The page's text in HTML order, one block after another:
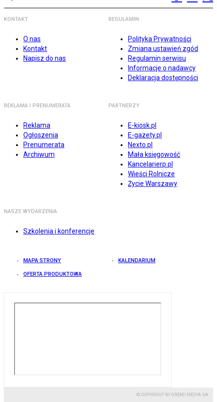
KONTAKT
O nas
Kontakt
Napisz do nas
REGULAMIN
Polityka Prywatności
Zmiana ustawień zgód
Regulamin serwisu
Informacje o nadawcy
Deklaracja dostępności
REKLAMA I PRENUMERATA
Reklama
Ogłoszenia
Prenumerata
Archiwum
PARTNERZY
E-kiosk.pl
E-gazety.pl
Nexto.pl
Mała księgowość
Kancelarierp.pl
Wieści Rolnicze
Życie Warszawy
NASZE WYDARZENIA
Szkolenia i konferencje
MAPA STRONY KALENDARIUM
OFERTA PRODUKTOWA
© COPYRIGHT BY GREMI MEDIA SA